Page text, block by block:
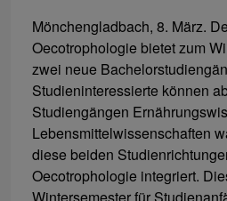
Mönchengladbach, 8. März.
Oecotrophologie bietet zum
zwei neue
Studieninteressierte können
Studiengängen
Lebensmittelwissenschaften
diese beiden
Oecotrophologie integriert.
Wintersemester für